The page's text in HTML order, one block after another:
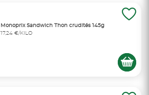
Monoprix Sandwich Thon crudités 145g
17,24 €/KILO